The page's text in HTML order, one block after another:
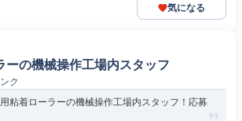
気になる
ーの機械操作工場内スタッフ
ク
用粘着ローラーの機械操作工場内スタッフ！応募